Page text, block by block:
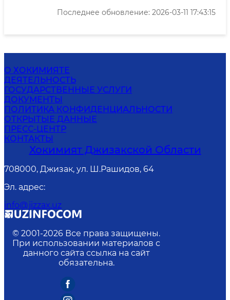
Последнее обновление: 2026-03-11 17:43:15
О ХОКИМИЯТЕ
ДЕЯТЕЛЬНОСТЬ
ГОСУДАРСТВЕННЫЕ УСЛУГИ
ДОКУМЕНТЫ
ПОЛИТИКА КОНФИДЕНЦИАЛЬНОСТИ
ОТКРЫТЫЕ ДАННЫЕ
ПРЕСС-ЦЕНТР
КОНТАКТЫ
Хокимият Джизакской Области
708000, Джизак, ул. Ш.Рашидов, 64
Эл. адрес:
info@jizzax.uz
© 2001-2026 Все права защищены.
При использовании материалов с
данного сайта ссылка на сайт
обязательна.